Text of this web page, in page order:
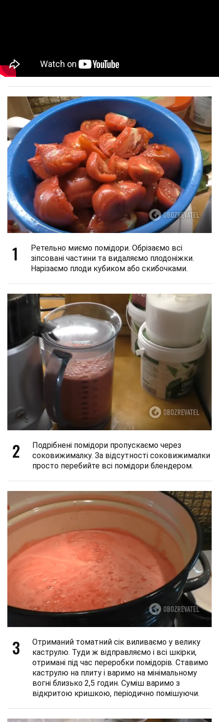
1
Ретельно миємо помідори. Обрізаємо всі
зіпсовані частини та видаляємо плодоніжки.
Нарізаємо плоди кубиком або скибочками.
2
Подрібнені помідори пропускаємо через
соковижималку. За відсутності соковижималки
просто перебийте всі помідори блендером.
3
Отриманий томатний сік виливаємо у велику
каструлю. Туди ж відправляємо і всі шкірки,
отримані під час переробки помідорів. Ставимо
каструлю на плиту і варимо на мінімальному
вогні близько 2,5 годин. Суміш варимо з
відкритою кришкою, періодично помішуючи.